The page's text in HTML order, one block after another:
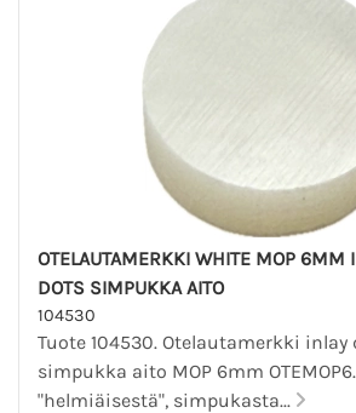
OTELAUTAMERKKI WHITE MOP 6MM
DOTS SIMPUKKA AITO
104530
Tuote 104530. Otelautamerkki inlay
simpukka aito MOP 6mm
"helmiäisestä", simpukasta...